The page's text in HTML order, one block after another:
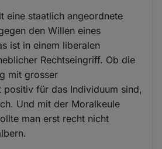
eine staatlich angeordnete
den Willen eines
ist in einem liberalen
Rechtseingriff. Ob die
mit grosser
positiv für das Individuum sind,
Und mit der Moralkeule
man erst recht nicht